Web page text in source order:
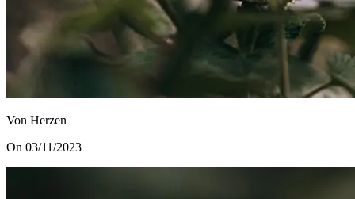
Von Herzen
On 03/11/2023